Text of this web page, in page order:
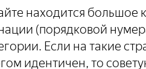
находится большое
(порядковой
Если на такие
идентичен, то